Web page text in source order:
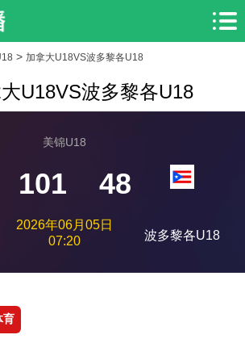
> 加拿大U18VS波多黎各U18
U18VS波多黎各U18
美锦U18
101 48
2026年06月05日
07:20
波多黎各U18
育